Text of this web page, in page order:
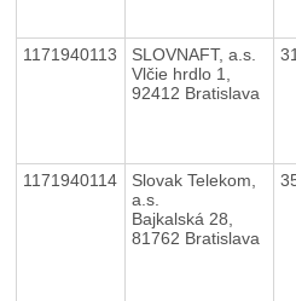
1171940113
SLOVNAFT, a.s.
Vlčie hrdlo 1,
92412 Bratislava
1171940114
Slovak Telekom,
a.s.
Bajkalská 28,
81762 Bratislava